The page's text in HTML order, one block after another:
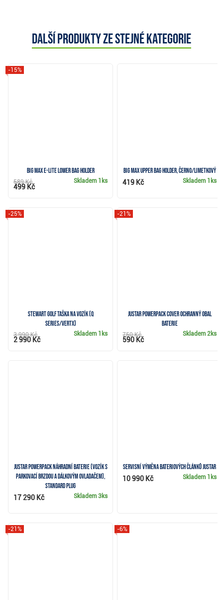
Další produkty ze stejné kategorie
Big Max e-Lite Lower Bag Holder
-15%
Skladem 1ks
589 Kč
499 Kč
Big Max Upper Bag Holder, černo/limetkový
Skladem 1ks
419 Kč
Stewart Golf taška na vozík (Q
Series/VERTX)
-25%
Skladem 1ks
3 990 Kč
2 990 Kč
JuStar Powerpack Cover ochranný obal
baterie
-21%
Skladem2ks
750 Kč
590 Kč
JuStar Powerpack náhradní baterie (vozík s
parkovací brzdou a dálkovým ovladačem),
STANDARD plug
Skladem3ks
17 290 Kč
Servisní výměna bateriových článků JuStar
Skladem 1ks
10 990 Kč
-21% -6%